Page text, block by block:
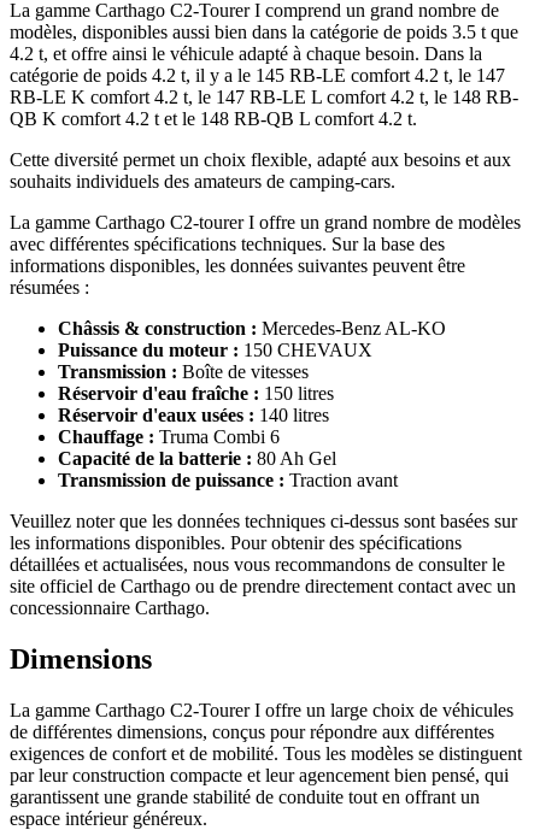
La gamme Carthago C2-Tourer I comprend un grand nombre de
modèles, disponibles aussi bien dans la catégorie de poids 3.5 t que
4.2 t, et offre ainsi le véhicule adapté à chaque besoin. Dans la
catégorie de poids 4.2 t, il y a le 145 RB-LE comfort 4.2 t, le 147
RB-LE K comfort 4.2 t, le 147 RB-LE L comfort 4.2 t, le 148 RB-
QB K comfort 4.2 t et le 148 RB-QB L comfort 4.2 t.
Cette diversité permet un choix flexible, adapté aux besoins et aux
souhaits individuels des amateurs de camping-cars.
La gamme Carthago C2-tourer I offre un grand nombre de modèles
avec différentes spécifications techniques. Sur la base des
informations disponibles, les données suivantes peuvent être
résumées :
Châssis & construction : Mercedes-Benz AL-KO
Puissance du moteur : 150 CHEVAUX
Transmission : Boîte de vitesses
Réservoir d'eau fraîche : 150 litres
Réservoir d'eaux usées : 140 litres
Chauffage : Truma Combi 6
Capacité de la batterie : 80 Ah Gel
Transmission de puissance : Traction avant
Veuillez noter que les données techniques ci-dessus sont basées sur
les informations disponibles. Pour obtenir des spécifications
détaillées et actualisées, nous vous recommandons de consulter le
site officiel de Carthago ou de prendre directement contact avec un
concessionnaire Carthago.
Dimensions
La gamme Carthago C2-Tourer I offre un large choix de véhicules
de différentes dimensions, conçus pour répondre aux différentes
exigences de confort et de mobilité. Tous les modèles se distinguent
par leur construction compacte et leur agencement bien pensé, qui
garantissent une grande stabilité de conduite tout en offrant un
espace intérieur généreux.